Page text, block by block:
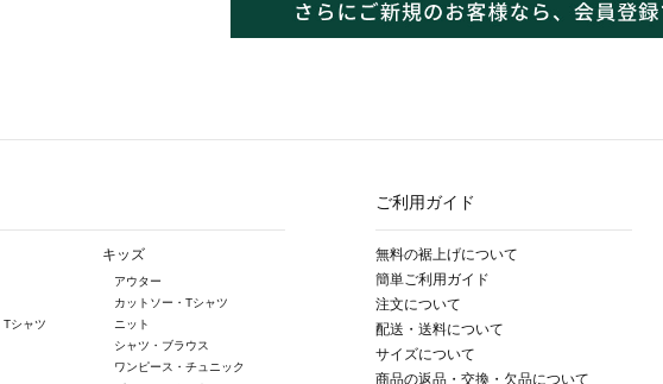
Tシャツ
キッズ
アウター
カットソー・Tシャツ
ニット
シャツ・ブラウス
ワンピース・チュニック
ご利用ガイド
無料の裾上げについて
簡単ご利用ガイド
注文について
配送・送料について
サイズについて
商品の返品・交換・欠品について